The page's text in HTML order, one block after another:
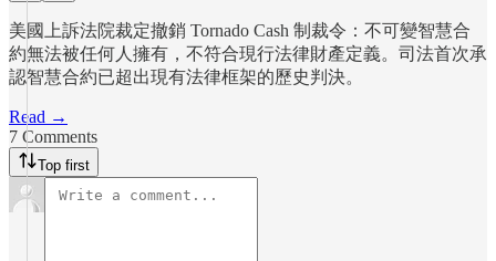
美國上訴法院裁定撤銷 Tornado Cash 制裁令：不可變智慧合
約無法被任何人擁有，不符合現行法律財產定義。司法首次承
認智慧合約已超出現有法律框架的歷史判決。
Read →
7 Comments
Top first